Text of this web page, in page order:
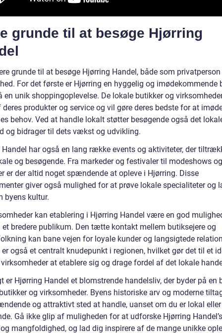
grunde til at besøge Hjørring
grunde til at besøge Hjørring Handel, både som
For det første er Hjørring en hyggelig og imødekommende
en unik shoppingoplevelse. De lokale butikker og
produkter og service og vil gøre deres bedste for at
behov. Ved at handle lokalt støtter besøgende også det
og bidrager til dets vækst og udvikling.
Handel har også en lang række events og aktiviteter, der
og besøgende. Fra markeder og festivaler til modeshows og
er der altid noget spændende at opleve i Hjørring. Disse
giver også mulighed for at prøve lokale specialiteter og
byens kultur.
kan etablering i Hjørring Handel være en god
et bredere publikum. Den tætte kontakt mellem butiksejere og
kan bane vejen for loyale kunder og langsigtede
også et centralt knudepunkt i regionen, hvilket gør det til et
at etablere sig og drage fordel af det lokale
er Hjørring Handel et blomstrende handelsliv, der byder på en
og virksomheder. Byens historiske arv og moderne
og attraktivt sted at handle, uanset om du er lokal eller
Gå ikke glip af muligheden for at udforske Hjørring Handel’s
mangfoldighed, og lad dig inspirere af de mange unikke